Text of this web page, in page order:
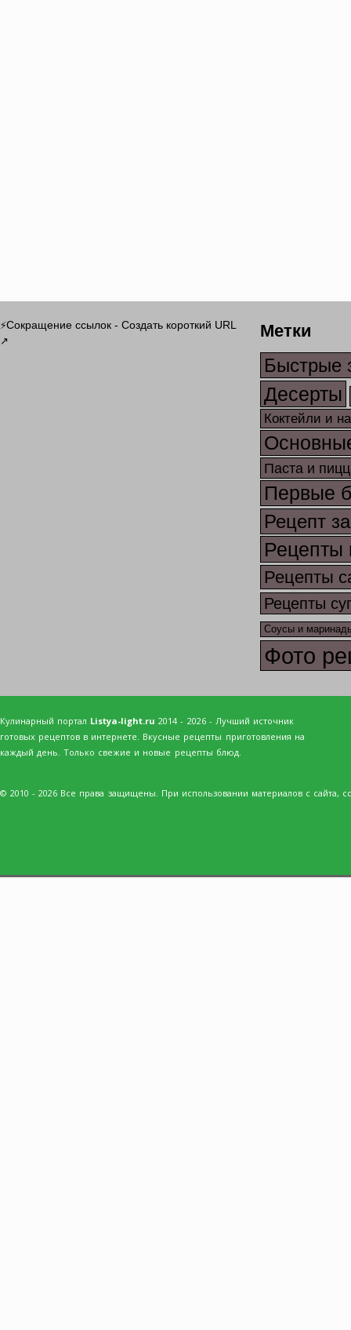
⚡Сокращение ссылок - Создать короткий URL
↗ Метки
Быстрые
Десерты
Коктейли и
Паста и
Первые
Рецепт
Рецепты
Рецепты
Рецепты
Соусы и
Фото
Кулинарный портал Listya-light.ru 2014 - 2026 - Лучший источник
готовых рецептов в интернете. Вкусные рецепты приготовления на
каждый день. Только свежие и новые рецепты блюд.
© 2010 - 2026 Все права защищены. При использовании материалов с сайта,